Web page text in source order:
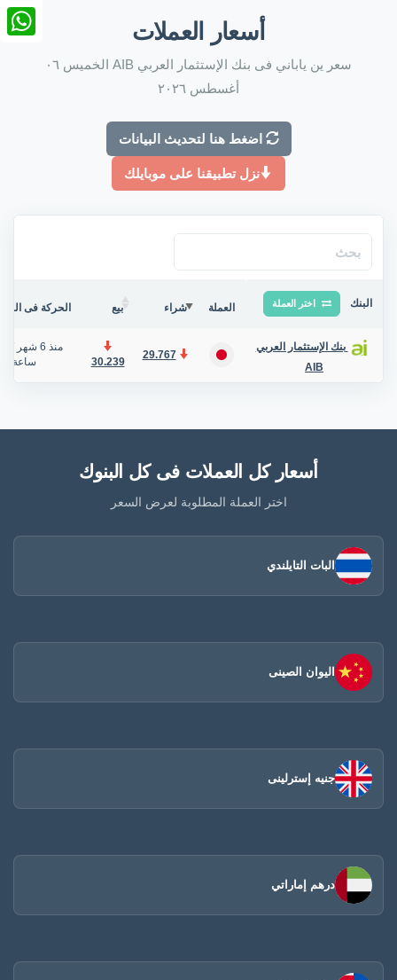
أسعار العملات
سعر ين ياباني فى بنك الإستثمار العربي AIB الخميس ٠٦
أغسطس ٢٠٢٦
اضغط هنا لتحديث البيانات
نزل تطبيقنا على موبايلك
البنك اختر العملة العملة شراء بيع الحركة فى
بنك الإستثمار العربي
AIB
29.767
30.239
منذ 6 شهر
/
ساعة
أسعار كل العملات فى كل البنوك
اختر العملة المطلوبة لعرض السعر
البات التايلندي
اليوان الصينى​
جنيه إسترلينى
درهم إماراتي